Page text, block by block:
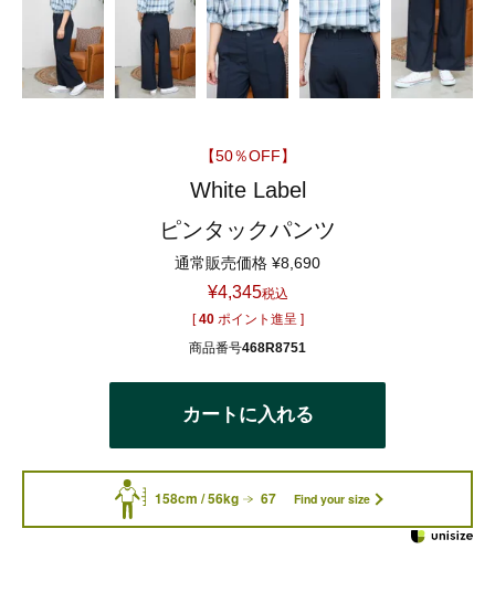
【50％OFF】
White Label
ピンタックパンツ
通常販売価格 ¥8,690
¥4,345税込
[ 40 ポイント進呈 ]
商品番号468R8751
カートに入れる
158cm / 56kg 67 Find your size